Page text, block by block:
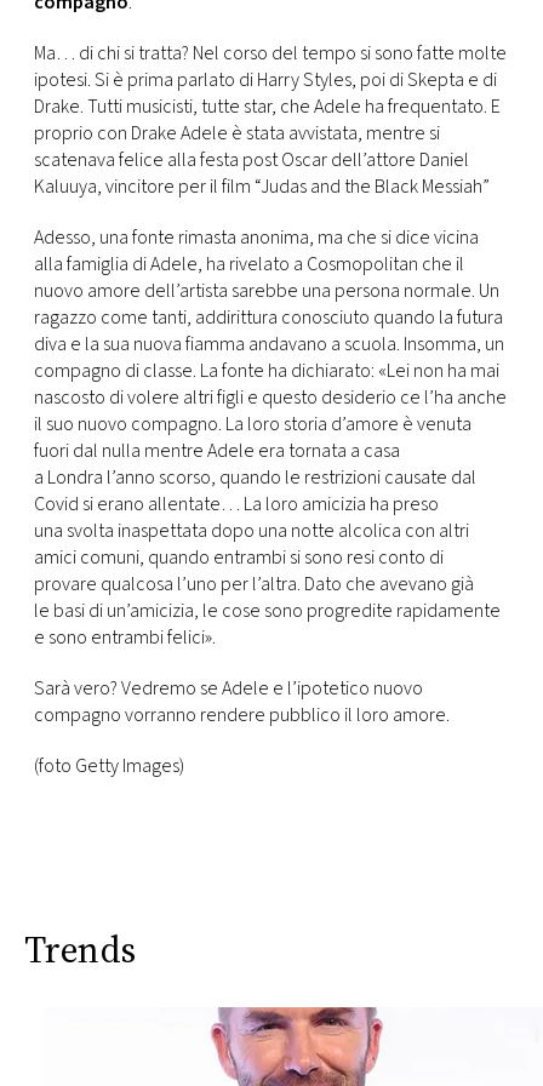
CONSIGLIA
Ma… di chi si tratta? Nel corso del tempo si sono fatte molte
ipotesi. Si è prima parlato di Harry Styles, poi di Skepta e di
Drake. Tutti musicisti, tutte star, che Adele ha frequentato. E
proprio con Drake Adele è stata avvistata, mentre si
scatenava felice alla festa post Oscar dell’attore Daniel
Kaluuya, vincitore per il film “Judas and the Black Messiah”
Adesso, una fonte rimasta anonima, ma che si dice vicina
alla famiglia di Adele, ha rivelato a Cosmopolitan che il
nuovo amore dell’artista sarebbe una persona normale. Un
ragazzo come tanti, addirittura conosciuto quando la futura
diva e la sua nuova fiamma andavano a scuola. Insomma, un
compagno di classe. La fonte ha dichiarato: «Lei non ha mai
nascosto di volere altri figli e questo desiderio ce l’ha anche
il suo nuovo compagno. La loro storia d’amore è venuta
fuori dal nulla mentre Adele era tornata a casa
a Londra l’anno scorso, quando le restrizioni causate dal
Covid si erano allentate… La loro amicizia ha preso
una svolta inaspettata dopo una notte alcolica con altri
amici comuni, quando entrambi si sono resi conto di
provare qualcosa l’uno per l’altra. Dato che avevano già
le basi di un’amicizia, le cose sono progredite rapidamente
e sono entrambi felici».
Sarà vero? Vedremo se Adele e l’ipotetico nuovo
compagno vorranno rendere pubblico il loro amore.
(foto Getty Images)
Trends